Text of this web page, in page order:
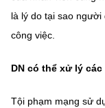
là lý do tại sao
công việc.
DN có thể xử lý
Tội phạm mạng sử